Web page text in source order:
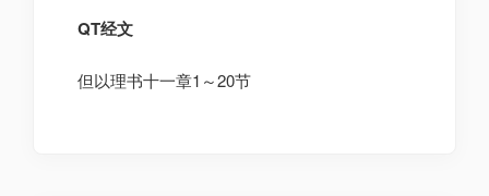
QT经文
但以理书十一章1～20节